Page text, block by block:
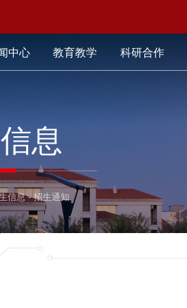
中心 教育教学 科研合作
息
信息 - 招生通知